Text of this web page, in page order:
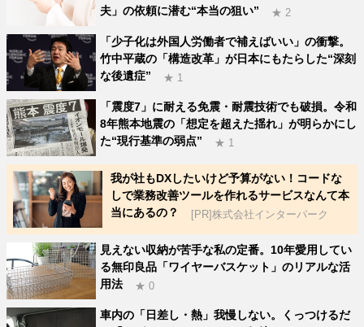
夫」の依頼に潜む“本当の狙い”
★ 2
「少子化は外国人労働者で補えばいい」の衝撃。
竹中平蔵の「構造改革」が日本にもたらした“深刻
な後遺症”
★ 1
「震度7」に耐える免震・耐震技術でも破損。令和
8年熊本地震の「想定を超えた揺れ」が明らかにし
た“現行基準の弱点”
★ 1
我が社もDXしたいけど予算がない！コードな
しで業務改善ツールを作れるサービスなんて本
当にあるの？
[PR]株式会社インターパーク
見えない収納が苦手な私の定番。10年愛用してい
る無印良品「ワイヤーバスケット」のリアルな活
用法
★ 0
車内の「日差し・熱」我慢しない。くっつけるだ